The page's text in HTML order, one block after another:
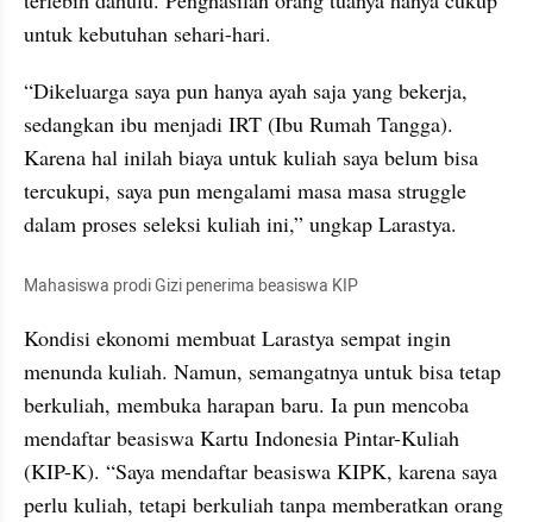
untuk kebutuhan sehari-hari.
“Dikeluarga saya pun hanya ayah saja yang bekerja,
sedangkan ibu menjadi IRT (Ibu Rumah Tangga).
Karena hal inilah biaya untuk kuliah saya belum bisa
tercukupi, saya pun mengalami masa masa struggle
dalam proses seleksi kuliah ini,” ungkap Larastya.
Mahasiswa prodi Gizi penerima beasiswa KIP
Kondisi ekonomi membuat Larastya sempat ingin
menunda kuliah. Namun, semangatnya untuk bisa tetap
berkuliah, membuka harapan baru. Ia pun mencoba
mendaftar beasiswa Kartu Indonesia Pintar-Kuliah
(KIP-K). “Saya mendaftar beasiswa KIPK, karena saya
perlu kuliah, tetapi berkuliah tanpa memberatkan orang